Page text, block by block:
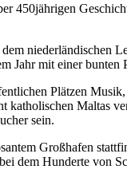
450jährigen
niederländischen
Jahr mit einer
Plätzen
katholischen Maltas
sein.
Großhafen
dem Hunderte von